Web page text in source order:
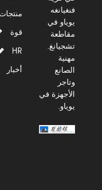
فنغيانغه
يوياو في
مقاطعة
تشجيانغ.
مهنية
الصانع
وتاجر
الأجهزة في
يوياو.
منتجات
قوة
HR
أخبار